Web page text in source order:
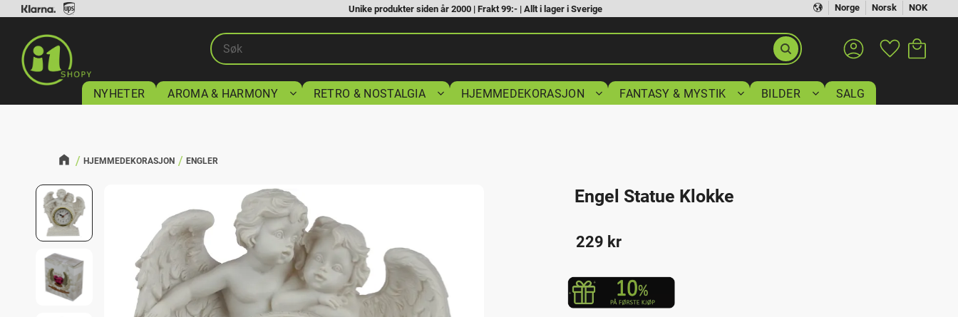
Norge Norsk NOK
Unike produkter siden år 2000 | Frakt 99:- | Allt i lager i Sverige
Favoritter
NYHETER AROMA & HARMONY RETRO & NOSTALGIA HJEMMEDEKORASJON FANTASY & MYSTIK BILDER SALG
HJEMMEDEKORASJON ENGLER
Engel Statue Klokke
229 kr